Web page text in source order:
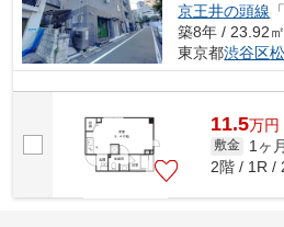
京王井の頭線
築8年 / 23.92㎡
東京都渋谷区
11.5万円
敷金 1ヶ月
2階 / 1R /